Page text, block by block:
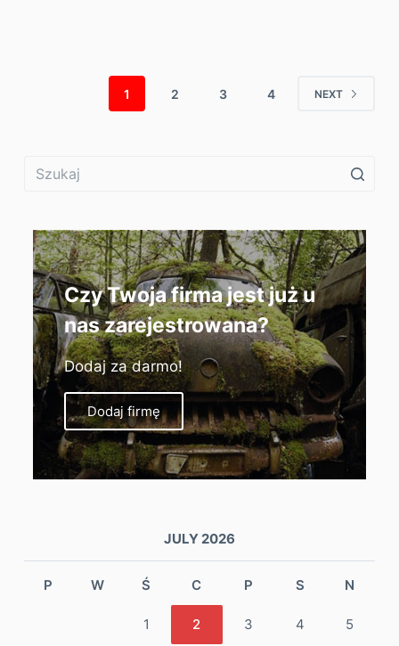
1 2 3 4 NEXT
Czy Twoja firma jest już u
nas zarejestrowana?
Dodaj za darmo!
Dodaj firmę
JULY 2026
P W Ś C P S N
1 2 3 4 5